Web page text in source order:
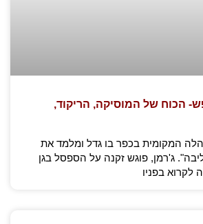
הכוח של המוסיקה, הריקוד,
המקומית בכפר בו גדל ומלמד את
ג'רמן, פוגש זקנה על הספסל בגן
לקרוא בפניו